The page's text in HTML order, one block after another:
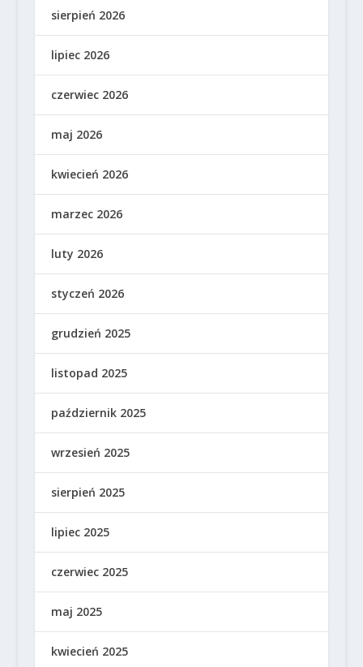
sierpień 2026
lipiec 2026
czerwiec 2026
maj 2026
kwiecień 2026
marzec 2026
luty 2026
styczeń 2026
grudzień 2025
listopad 2025
październik 2025
wrzesień 2025
sierpień 2025
lipiec 2025
czerwiec 2025
maj 2025
kwiecień 2025